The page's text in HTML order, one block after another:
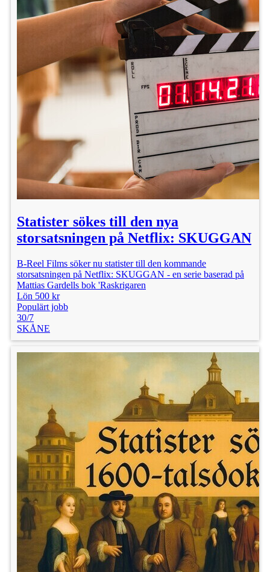
Statister sökes till den nya
storsatsningen på Netflix: SKUGGAN
B-Reel Films söker nu statister till den kommande
storsatsningen på Netflix: SKUGGAN - en serie baserad på
Mattias Gardells bok 'Raskrigaren
Lön 500 kr
Populärt jobb
30/7
SKÅNE